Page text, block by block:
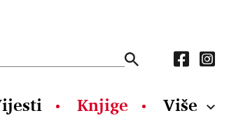
Knjige Više